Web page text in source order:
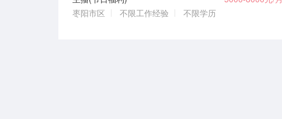
枣阳市区
不限工作经验 不限学历